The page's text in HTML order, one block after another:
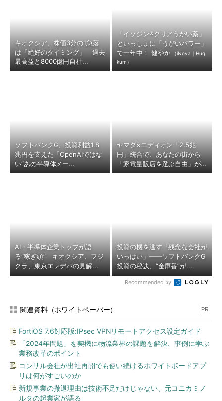
キオクシア、株価3分の1急落
は「絶好のタイミング」 過去
最高益と8000億円自社...
「イソジン®クリアうがい薬」
といっしょに「うがいパワー」
で一年中！ 健やか
（iNova｜Hug
kum）
ソフトバンクG、投資利益1.8
兆円を支えた「OpenAIではな
い“あの半導体メー...
ヤマダ×エディオン「2.5兆
円」統合で、あなたの街から
「家電量販店を選ぶ自由」が...
AI・半導体企業トップが語
る“稼ぎ頭” キオクシア、フジ
クラ、東京エレデバの見解...
投資の機を逃す「残念な会社が
いっぱい」――ソフトバンクG
投資の秘訣、“金庫番”が...
Recommended by
関連資料（ホワイトペーパー） PR
FortiOS 7.6対応版:IPsec VPNリモートアクセス設定ガイド
「2024年問題」を契機に物流業界の課題を解決、事例に学ぶ
業務改革のポイント
コンサル会社が出社再開でも使い続けるホワイトボードアプ
リは何がすごいのか
新規事業の撤退理由は技術不足だけじゃない、元コニカミノ
ルタの起業家が語る